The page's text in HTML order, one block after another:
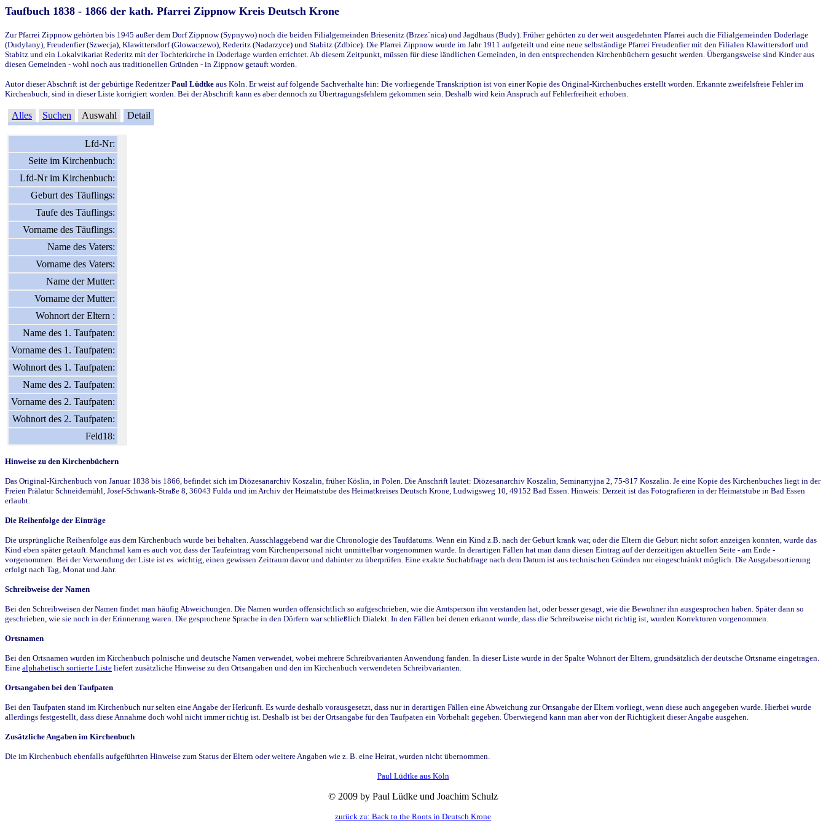
Taufbuch 1838 - 1866 der kath. Pfarrei Zippnow Kreis Deutsch Krone
Zur Pfarrei Zippnow gehörten bis 1945 außer dem Dorf Zippnow (Sypnywo) noch die beiden Filialgemeinden Briesenitz (Brzez`nica) und Jagdhaus (Budy). Früher gehörten zu der weit ausgedehnten Pfarrei auch die Filialgemeinden Doderlage
(Dudylany), Freudenfier (Szwecja), Klawittersdorf (Glowaczewo), Rederitz (Nadarzyce) und Stabitz (Zdbice). Die Pfarrei Zippnow wurde im Jahr 1911 aufgeteilt und eine neue selbständige Pfarrei Freudenfier mit den Filialen Klawittersdorf und
Stabitz und ein Lokalvikariat Rederitz mit der Tochterkirche in Doderlage wurden errichtet. Ab diesem Zeitpunkt, müssen für diese ländlichen Gemeinden, in den entsprechenden Kirchenbüchern gesucht werden. Übergangsweise sind Kinder aus
diesen Gemeinden - wohl noch aus traditionellen Gründen - in Zippnow getauft worden.
Autor dieser Abschrift ist der gebürtige RederitzerPaul Lüdtke aus Köln. Er weist auf folgende Sachverhalte hin: Die vorliegende Transkription ist von einer Kopie des Original-Kirchenbuches erstellt worden. Erkannte zweifelsfreie Fehler im
Kirchenbuch, sind in dieser Liste korrigiert worden. Bei der Abschrift kann es aber dennoch zu Übertragungsfehlern gekommen sein. Deshalb wird kein Anspruch auf Fehlerfreiheit erhoben.
Alles Suchen Auswahl Detail
Lfd-Nr:
Seite im Kirchenbuch:
Lfd-Nr im Kirchenbuch:
Geburt des Täuflings:
Taufe des Täuflings:
Vorname des Täuflings:
Name des Vaters:
Vorname des Vaters:
Name der Mutter:
Vorname der Mutter:
Wohnort der Eltern :
Name des 1. Taufpaten:
Vorname des 1. Taufpaten:
Wohnort des 1. Taufpaten:
Name des 2. Taufpaten:
Vorname des 2. Taufpaten:
Wohnort des 2. Taufpaten:
Feld18:
Hinweise zu den Kirchenbüchern
Das Original-Kirchenbuch von Januar 1838 bis 1866, befindet sich im Diözesanarchiv Koszalin, früher Köslin, in Polen. Die Anschrift lautet: Diözesanarchiv Koszalin, Seminarryjna 2, 75-817 Koszalin. Je eine Kopie des Kirchenbuches liegt in der
Freien Prälatur Schneidemühl, Josef-Schwank-Straße 8, 36043 Fulda und im Archiv der Heimatstube des Heimatkreises Deutsch Krone, Ludwigsweg 10, 49152 Bad Essen. Hinweis: Derzeit ist das Fotografieren in der Heimatstube in Bad Essen
erlaubt.
Die Reihenfolge der Einträge
Die ursprüngliche Reihenfolge aus dem Kirchenbuch wurde bei behalten. Ausschlaggebend war die Chronologie des Taufdatums. Wenn ein Kind z.B. nach der Geburt krank war, oder die Eltern die Geburt nicht sofort anzeigen konnten, wurde das
Kind eben später getauft. Manchmal kam es auch vor, dass der Taufeintrag vom Kirchenpersonal nicht unmittelbar vorgenommen wurde. In derartigen Fällen hat man dann diesen Eintrag auf der derzeitigen aktuellen Seite - am Ende -
vorgenommen. Bei der Verwendung der Liste ist es wichtig, einen gewissen Zeitraum davor und dahinter zu überprüfen. Eine exakte Suchabfrage nach dem Datum ist aus technischen Gründen nur eingeschränkt möglich. Die Ausgabesortierung
erfolgt nach Tag, Monat und Jahr.
Schreibweise der Namen
Bei den Schreibweisen der Namen findet man häufig Abweichungen. Die Namen wurden offensichtlich so aufgeschrieben, wie die Amtsperson ihn verstanden hat, oder besser gesagt, wie die Bewohner ihn ausgesprochen haben. Später dann so
geschrieben, wie sie noch in der Erinnerung waren. Die gesprochene Sprache in den Dörfern war schließlich Dialekt. In den Fällen bei denen erkannt wurde, dass die Schreibweise nicht richtig ist, wurden Korrekturen vorgenommen.
Ortsnamen
Bei den Ortsnamen wurden im Kirchenbuch polnische und deutsche Namen verwendet, wobei mehrere Schreibvarianten Anwendung fanden. In dieser Liste wurde in der Spalte Wohnort der Eltern, grundsätzlich der deutsche Ortsname eingetragen.
Eine alphabetisch sortierte Liste liefert zusätzliche Hinweise zu den Ortsangaben und den im Kirchenbuch verwendeten Schreibvarianten.
Ortsangaben bei den Taufpaten
Bei den Taufpaten stand im Kirchenbuch nur selten eine Angabe der Herkunft. Es wurde deshalb vorausgesetzt, dass nur in derartigen Fällen eine Abweichung zur Ortsangabe der Eltern vorliegt, wenn diese auch angegeben wurde. Hierbei wurde
allerdings festgestellt, dass diese Annahme doch wohl nicht immer richtig ist. Deshalb ist bei der Ortsangabe für den Taufpaten ein Vorbehalt gegeben. Überwiegend kann man aber von der Richtigkeit dieser Angabe ausgehen.
Zusätzliche Angaben im Kirchenbuch
Die im Kirchenbuch ebenfalls aufgeführten Hinweise zum Status der Eltern oder weitere Angaben wie z. B. eine Heirat, wurden nicht übernommen.
Paul Lüdtke aus Köln
© 2009 by Paul Lüdke und Joachim Schulz
zurück zu: Back to the Roots in Deutsch Krone